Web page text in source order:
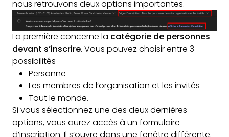
nous retrouvons deux options importantes.
La première concerne la catégorie de personnes
devant s’inscrire. Vous pouvez choisir entre 3
possibilités
Personne
Les membres de l’organisation et les invités
Tout le monde.
Si vous sélectionnez une des deux dernières
options, vous aurez accès à un formulaire